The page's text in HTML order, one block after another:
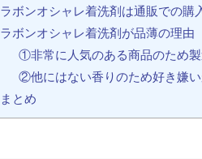
ラボンオシャレ着洗剤は通販での購
ラボンオシャレ着洗剤が品薄の理由
①非常に人気のある商品のため
②他にはない香りのため好き嫌
まとめ